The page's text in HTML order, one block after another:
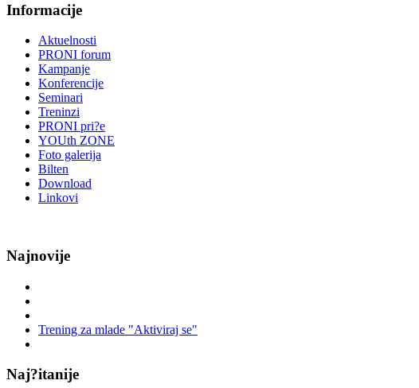
Informacije
Aktuelnosti
PRONI forum
Kampanje
Konferencije
Seminari
Treninzi
PRONI pri?e
YOUth ZONE
Foto galerija
Bilten
Download
Linkovi
Najnovije
Trening za mlade "Aktiviraj se"
Naj?itanije